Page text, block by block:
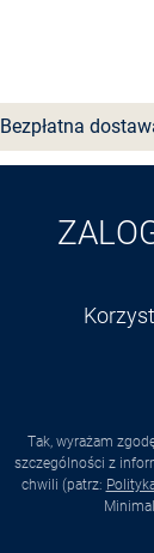
Bezpłatna
Tak, wyrażam
szczególności z
chwili (patrz: